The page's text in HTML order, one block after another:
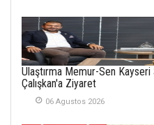
21 Haziran 2026
Ulaştırma Memur-Sen
Çalışkan'a Ziyaret
06 Agustos 2026